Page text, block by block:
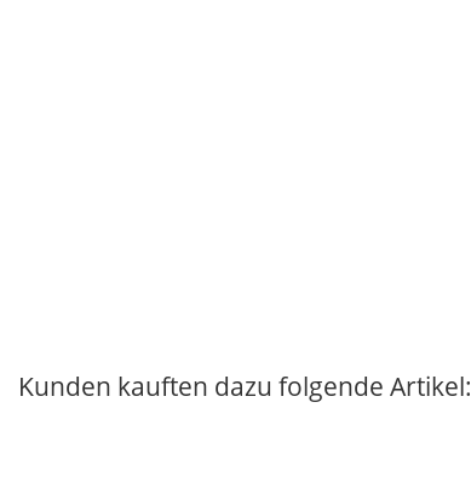
Kunden kauften dazu folgende Artikel: